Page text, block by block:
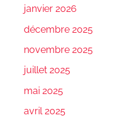
janvier 2026
décembre 2025
novembre 2025
juillet 2025
mai 2025
avril 2025